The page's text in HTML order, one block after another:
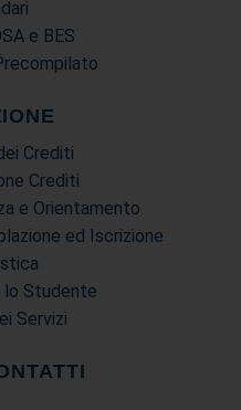
e BES
Crediti
Crediti
e Orientamento
ed Iscrizione
Studente
Servizi